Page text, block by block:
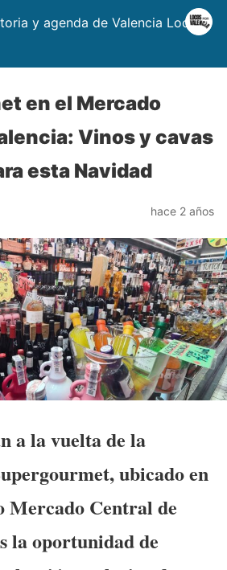
y agenda de Valencia Locos
en el Mercado
Vinos y cavas
esta Navidad
hace 2 años
a la vuelta de la
, ubicado en
Mercado Central de
la oportunidad de